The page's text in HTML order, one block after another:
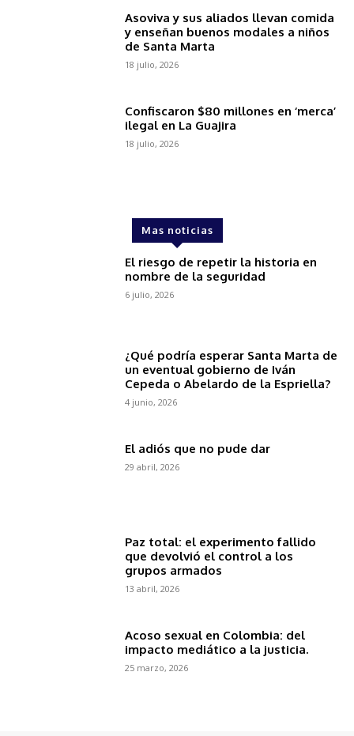
Asoviva y sus aliados llevan comida
y enseñan buenos modales a niños
de Santa Marta
18 julio, 2026
Confiscaron $80 millones en ‘merca’
ilegal en La Guajira
18 julio, 2026
Mas noticias
El riesgo de repetir la historia en
nombre de la seguridad
6 julio, 2026
¿Qué podría esperar Santa Marta de
un eventual gobierno de Iván
Cepeda o Abelardo de la Espriella?
4 junio, 2026
El adiós que no pude dar
29 abril, 2026
Paz total: el experimento fallido
que devolvió el control a los
grupos armados
13 abril, 2026
Acoso sexual en Colombia: del
impacto mediático a la justicia.
25 marzo, 2026